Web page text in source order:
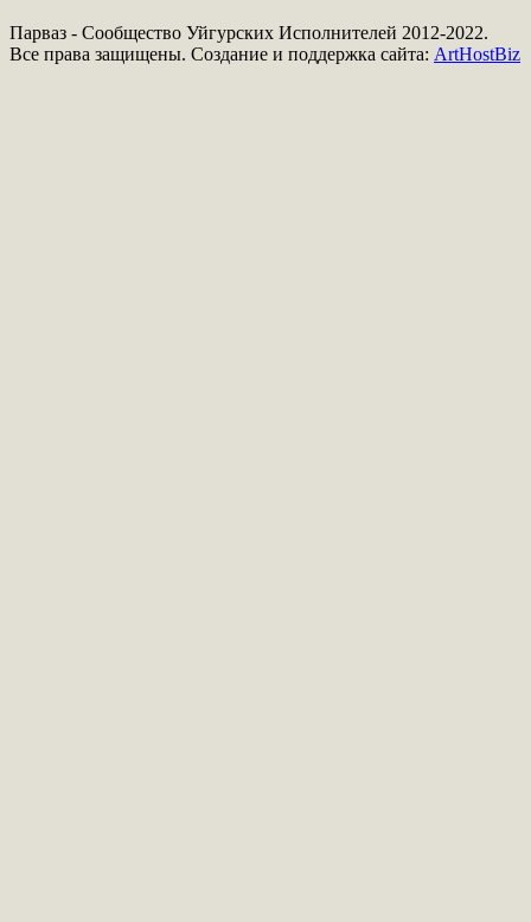
Парваз - Сообщество Уйгурских Исполнителей 2012-2022.
Все права защищены. Создание и поддержка сайта: ArtHostBiz